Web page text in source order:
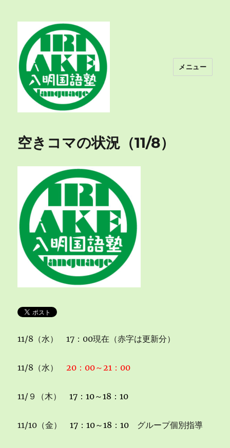
メニュー
空きコマの状況（11/8）
11/8（水） 17：00現在（赤字は更新分）
11/8（水）20：00～21：00
11/９（木）17：10～18：10
11/10（金）17：10～18：10 グループ個別指導